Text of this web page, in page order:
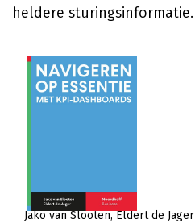
heldere sturingsinformatie.
Jako van Slooten Eldert de Jager